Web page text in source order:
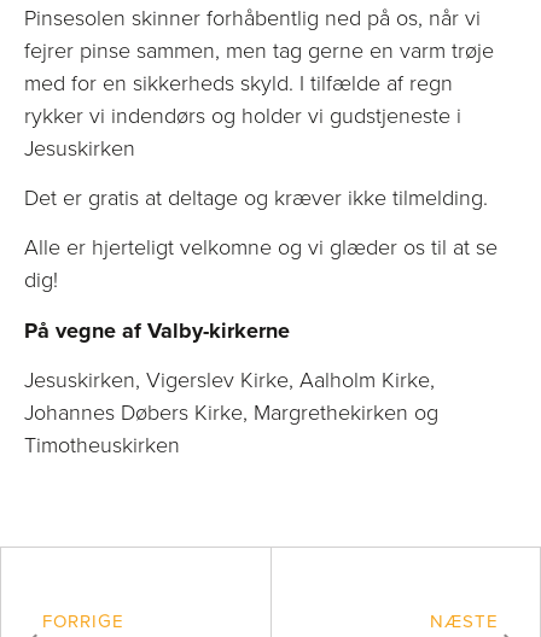
Pinsesolen skinner forhåbentlig ned på os, når vi
fejrer pinse sammen, men tag gerne en varm trøje
med for en sikkerheds skyld. I tilfælde af regn
rykker vi indendørs og holder vi gudstjeneste i
Jesuskirken
Det er gratis at deltage og kræver ikke tilmelding.
Alle er hjerteligt velkomne og vi glæder os til at se
dig!
På vegne af Valby-kirkerne
Jesuskirken, Vigerslev Kirke, Aalholm Kirke,
Johannes Døbers Kirke, Margrethekirken og
Timotheuskirken
FORRIGE NÆSTE